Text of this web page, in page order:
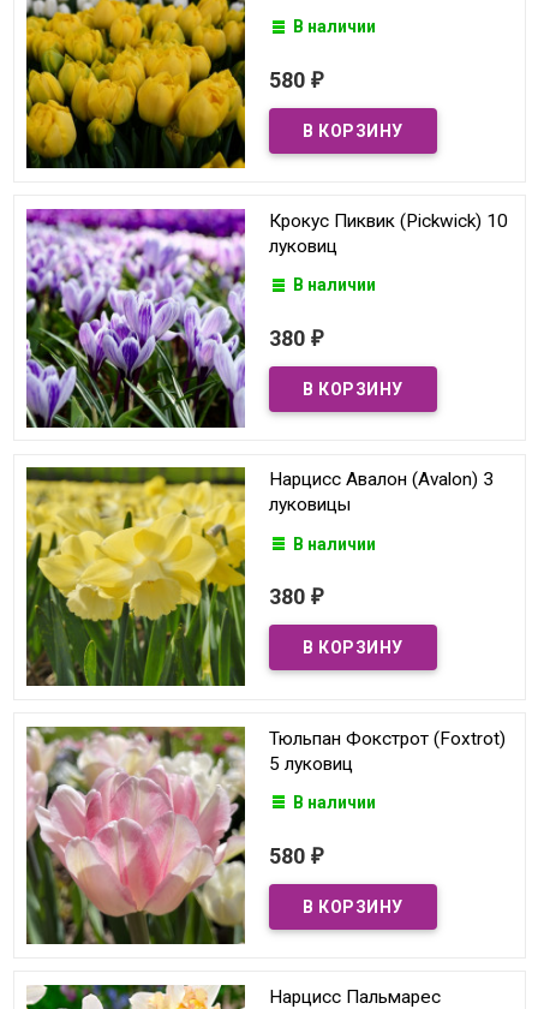
В наличии
580 ₽
Крокус Пиквик (Pickwick) 10
луковиц
В наличии
380 ₽
Нарцисс Авалон (Avalon) 3
луковицы
В наличии
380 ₽
Тюльпан Фокстрот (Foxtrot)
5 луковиц
В наличии
580 ₽
Нарцисс Пальмарес